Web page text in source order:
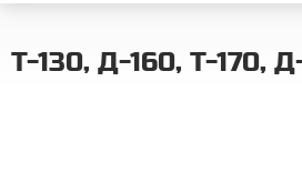
Т-130, Д-160, Т-170,